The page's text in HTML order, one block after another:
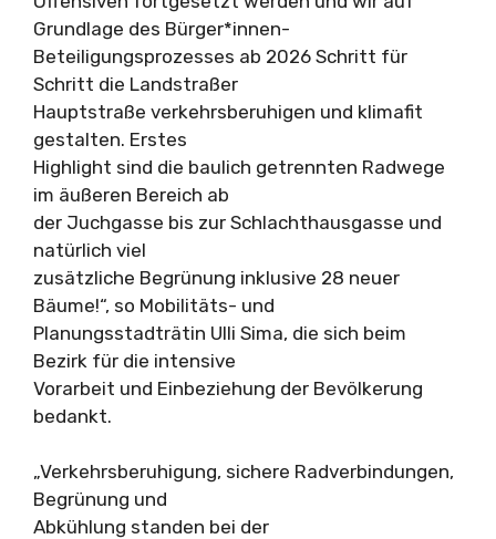
Grundlage des Bürger*innen-
Beteiligungsprozesses ab 2026 Schritt für
Schritt die Landstraßer
Hauptstraße verkehrsberuhigen und klimafit
gestalten. Erstes
Highlight sind die baulich getrennten Radwege
im äußeren Bereich ab
der Juchgasse bis zur Schlachthausgasse und
natürlich viel
zusätzliche Begrünung inklusive 28 neuer
Bäume!“, so Mobilitäts- und
Planungsstadträtin Ulli Sima, die sich beim
Bezirk für die intensive
Vorarbeit und Einbeziehung der Bevölkerung
bedankt.
„Verkehrsberuhigung, sichere Radverbindungen,
Begrünung und
Abkühlung standen bei der